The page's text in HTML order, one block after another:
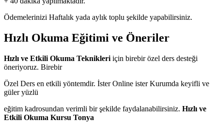
Ödemelerinizi Haftalık yada aylık toplu şekilde yapabilirsiniz.
Hızlı Okuma Eğitimi ve Öneriler
Hızlı ve Etkili Okuma Teknikleri için birebir özel ders desteği
öneriyoruz. Birebir
Özel Ders en etkili yöntemdir. İster Online ister Kurumda keyifli ve
güler yüzlü
eğitim kadrosundan verimli bir şekilde faydalanabilirsiniz. Hızlı ve
Etkili Okuma Kursu Tonya